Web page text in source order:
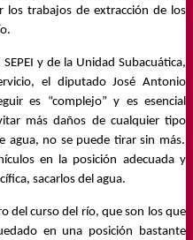
los trabajos de extracción de los
y de la Unidad Subacuática,
el diputado José Antonio
es “complejo” y es esencial
más daños de cualquier tipo
agua, no se puede tirar sin más.
s en la posición adecuada y
sacarlos del agua.
del curso del río, queson losque
en una posición bastante